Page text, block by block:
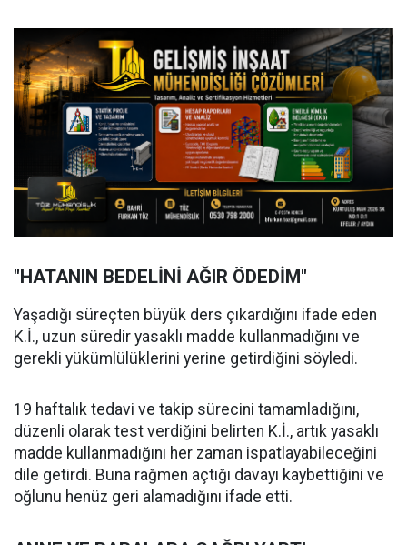
"HATANIN BEDELİNİ AĞIR ÖDEDİM"
Yaşadığı süreçten büyük ders çıkardığını ifade eden
K.İ., uzun süredir yasaklı madde kullanmadığını ve
gerekli yükümlülüklerini yerine getirdiğini söyledi.
19 haftalık tedavi ve takip sürecini tamamladığını,
düzenli olarak test verdiğini belirten K.İ., artık yasaklı
madde kullanmadığını her zaman ispatlayabileceğini
dile getirdi. Buna rağmen açtığı davayı kaybettiğini ve
oğlunu henüz geri alamadığını ifade etti.